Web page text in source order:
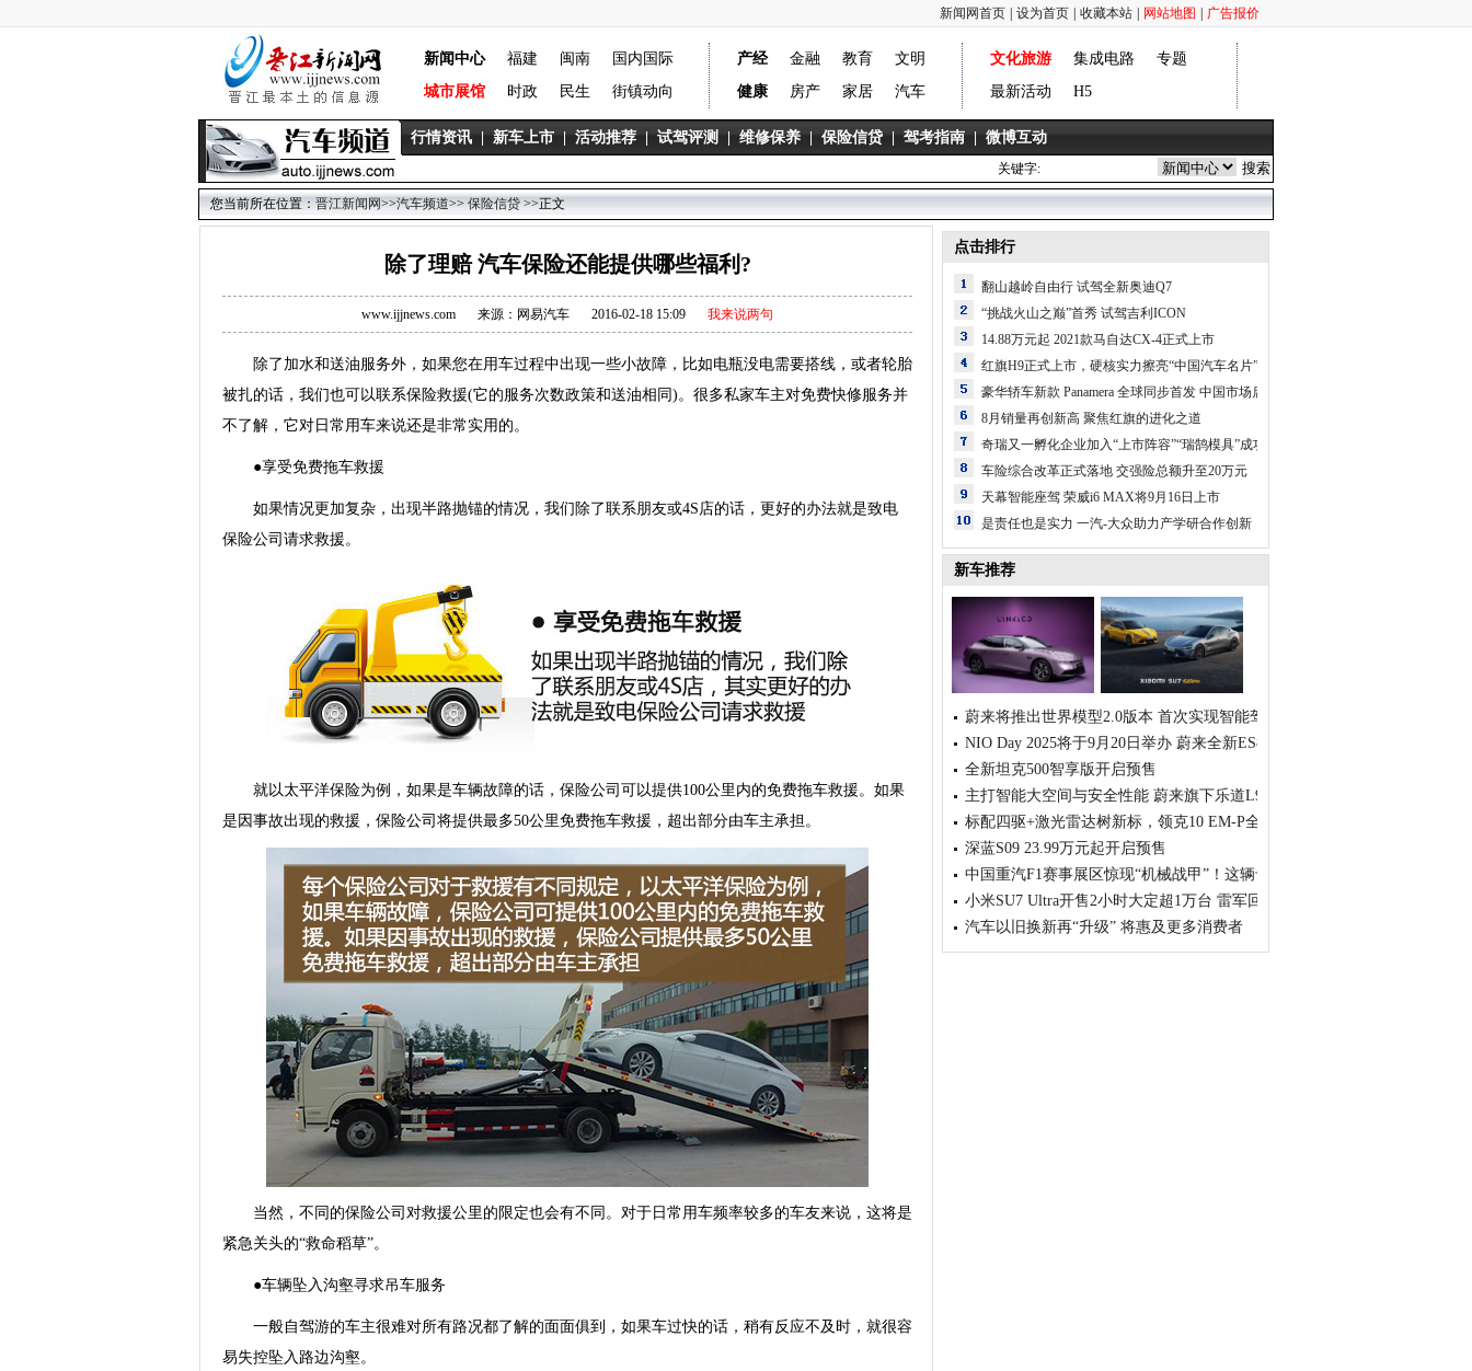
广告报价
网站地图
收藏本站
设为首页
新闻网首页
新闻中心 福建 闽南
国内国际
城市展馆
时政 民生 街镇动向
产经 金融 教育
文明
健康
房产 家居 汽车
文化旅游 集成电路
专题
最新活动
H5
行情资讯 新车上市 活动推荐 试驾评测 维修保养 保险信贷 驾考指南 微博互动
关键字:
您当前所在位置： 晋江新闻网>>汽车频道>> 保险信贷 >>正文
除了理赔 汽车保险还能提供哪些福利?
www.ijjnews.com 来源：网易汽车 2016-02-18 15:09 我来说两句
除了加水和送油服务外，如果您在用车过程中出现一些小故障，比如电瓶没电需要搭线，或者轮胎
被扎的话，我们也可以联系保险救援(它的服务次数政策和送油相同)。很多私家车主对免费快修服务并
不了解，它对日常用车来说还是非常实用的。
●享受免费拖车救援
如果情况更加复杂，出现半路抛锚的情况，我们除了联系朋友或4S店的话，更好的办法就是致电
保险公司请求救援。
就以太平洋保险为例，如果是车辆故障的话，保险公司可以提供100公里内的免费拖车救援。如果
是因事故出现的救援，保险公司将提供最多50公里免费拖车救援，超出部分由车主承担。
当然，不同的保险公司对救援公里的限定也会有不同。对于日常用车频率较多的车友来说，这将是
紧急关头的“救命稻草”。
●车辆坠入沟壑寻求吊车服务
一般自驾游的车主很难对所有路况都了解的面面俱到，如果车过快的话，稍有反应不及时，就很容
易失控坠入路边沟壑。
点击排行
翻山越岭自由行 试驾全新奥迪Q7
“挑战火山之巅”首秀 试驾吉利ICON
14.88万元起 2021款马自达CX-4正式上市
红旗H9正式上市，硬核实力擦亮“中国汽车名片”
豪华轿车新款 Panamera 全球同步首发 中国市场启动预售
8月销量再创新高 聚焦红旗的进化之道
奇瑞又一孵化企业加入“上市阵容”“瑞鹄模具”成功挂牌
车险综合改革正式落地 交强险总额升至20万元
天幕智能座驾 荣威i6 MAX将9月16日上市
是责任也是实力 一汽-大众助力产学研合作创新
新车推荐
蔚来将推出世界模型2.0版本 首次实现智能驾驶的开放式交互
NIO Day 2025将于9月20日举办 蔚来全新ES8将正式上市
全新坦克500智享版开启预售
主打智能大空间与安全性能 蔚来旗下乐道L90正式上市
标配四驱+激光雷达树新标，领克10 EM-P全球首秀
深蓝S09 23.99万元起开启预售
中国重汽F1赛事展区惊现“机械战甲”！这辆卡车什么来头？
小米SU7 Ultra开售2小时大定超1万台 雷军回应保时捷点赞
汽车以旧换新再“升级” 将惠及更多消费者